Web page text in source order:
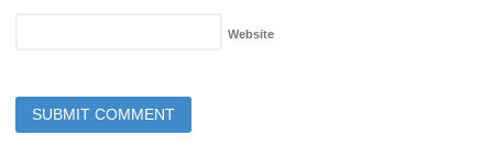
Website